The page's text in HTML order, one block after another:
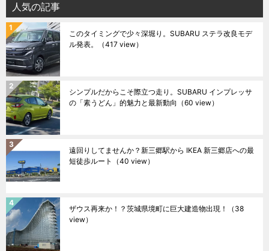
人気の記事
このタイミングで少々深堀り。SUBARU ステラ改良モデ
ル発表。
（417 view）
シンプルだからこそ際立つ走り。SUBARU インプレッサ
の「素うどん」的魅力と最新動向 （60 view）
遠回りしてませんか？新三郷駅から IKEA 新三郷店への最
短徒歩ルート
（40 view）
ザウス再来か！？茨城県境町に巨大建造物出現！
（38
view）